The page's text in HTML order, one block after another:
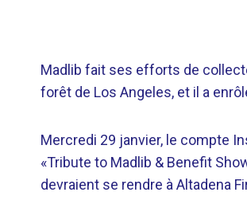
Madlib fait ses efforts de
forêt de Los Angeles, et il a
Mercredi 29 janvier, le compte
«Tribute to Madlib & Benefit
devraient se rendre à Altadena